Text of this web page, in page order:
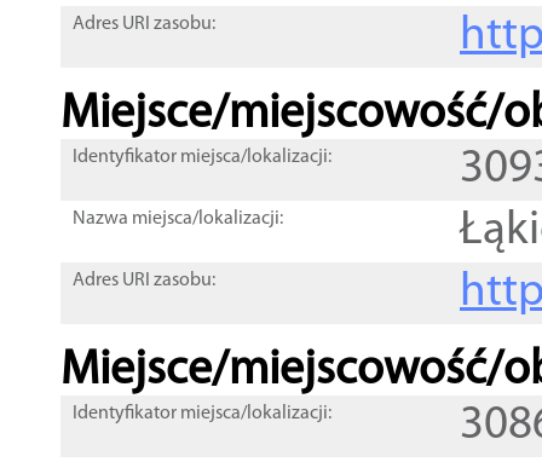
Adres URI zasobu:
Miejsce/miejscowość/
Identyfikator miejsca/lokalizacji:
Nazwa miejsca/lokalizacji:
Adres URI zasobu:
Miejsce/miejscowość/
Identyfikator miejsca/lokalizacji: